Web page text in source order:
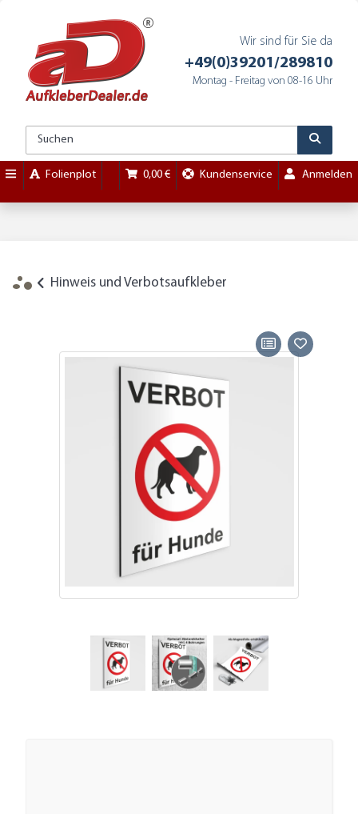
Wir sind für Sie da
+49(0)39201/289810
Montag - Freitag von 08-16 Uhr
Folienplot 0,00 € Kundenservice Anmelden
Hinweis und Verbotsaufkleber